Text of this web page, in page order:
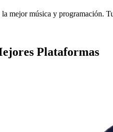
mejor música y programación.
Plataformas